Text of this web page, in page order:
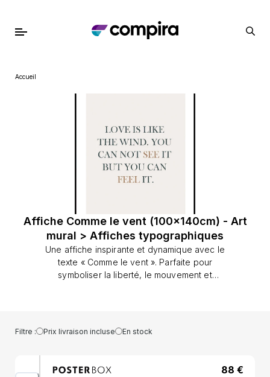
Accueil
Affiche Comme le vent (100x140cm) - Art
mural > Affiches typographiques
Une affiche inspirante et dynamique avec le
texte « Comme le vent ». Parfaite pour
symboliser la liberté, le mouvement et
Surface: Affiche, Cadre en bois noir, Cadre
en chêne foncé, Cadre en bois blanc, Cadre
Filtre : Prix livraison incluse En stock
88 €